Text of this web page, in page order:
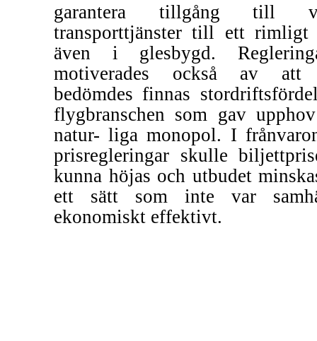
garantera tillgång till
transporttjänster till ett rimligt
även i glesbygd.
motiverades också av att
bedömdes finnas
flygbranschen som gav
natur- liga monopol. I
prisregleringar skulle
kunna höjas och utbudet
ett sätt som inte var
ekonomiskt effektivt.